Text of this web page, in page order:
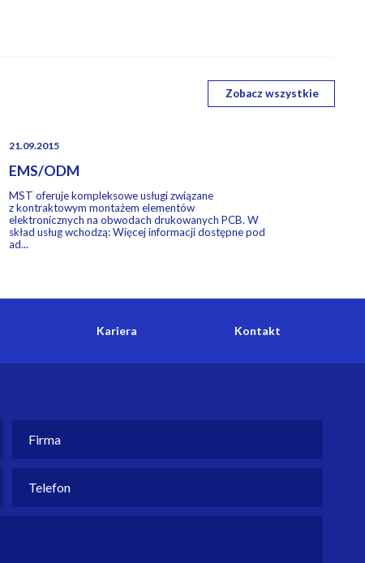
Zobacz wszystkie
21.09.2015
EMS/ODM
MST oferuje kompleksowe usługi związane
z kontraktowym montażem elementów
elektronicznych na obwodach drukowanych PCB. W
skład usług wchodzą: Więcej informacji dostępne pod
ad...
Kariera Kontakt